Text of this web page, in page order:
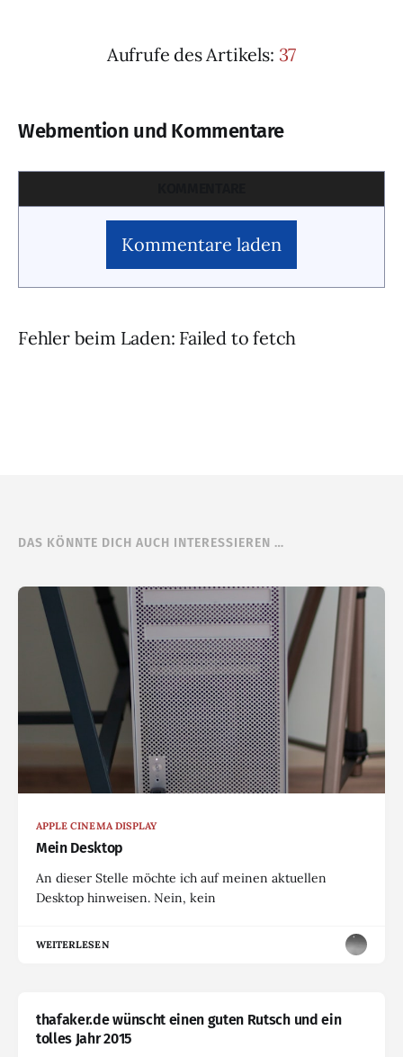
Aufrufe des Artikels: 37
Webmention und Kommentare
Kommentare laden
Fehler beim Laden: Failed to fetch
DAS KÖNNTE DICH AUCH INTERESSIEREN …
APPLE CINEMA DISPLAY
Mein Desktop
An dieser Stelle möchte ich auf meinen aktuellen
Desktop hinweisen. Nein, kein
WEITERLESEN
thafaker.de wünscht einen guten Rutsch und ein
tolles Jahr 2015